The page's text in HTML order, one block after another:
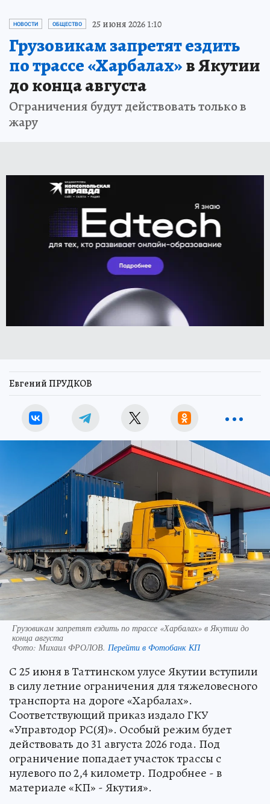
НОВОСТИ ОБЩЕСТВО 25 июня 2026 1:10
Грузовикам запретят ездить
по трассе «Харбалах»в Якутии
до конца августа
Ограничения будут действовать только в
жару
Евгений ПРУДКОВ
Грузовикам запретят ездить по трассе «Харбалах» в Якутии до
конца августа
Фото: Михаил ФРОЛОВ. Перейти в Фотобанк КП
С 25 июня в Таттинском улусе Якутии вступили
в силу летние ограничения для тяжеловесного
транспорта на дороге «Харбалах».
Соответствующий приказ издало ГКУ
«Управтодор РС(Я)». Особый режим будет
действовать до 31 августа 2026 года. Под
ограничение попадает участок трассы с
нулевого по 2,4 километр. Подробнее - в
материале «КП» - Якутия».